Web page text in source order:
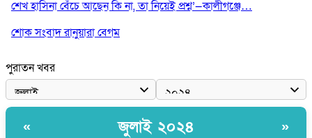
শেখ হাসিনা বেঁচে আছেন কি না, তা নিয়েই প্রশ্ন’—কালীগঞ্জে…
শোক সংবাদ রানুয়ারা বেগম
পুরাতন খবর
« জুলাই ২০২৪ »